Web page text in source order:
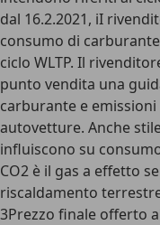
dal 16.2.2021, iI
consumo di
ciclo WLTP. Il
punto vendita una
carburante e
autovetture. Anche
influiscono su
CO2 è il gas a effetto
riscaldamento
3Prezzo finale offerto